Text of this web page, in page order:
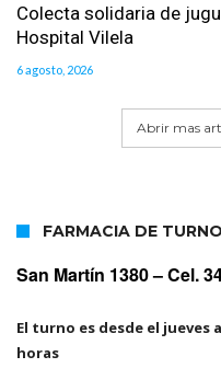
Colecta solidaria de
Hospital Vilela
6 agosto, 2026
Abrir mas
FARMACIA DE
San Martín 1380 –Cel.
El turno es desde el jueves
horas